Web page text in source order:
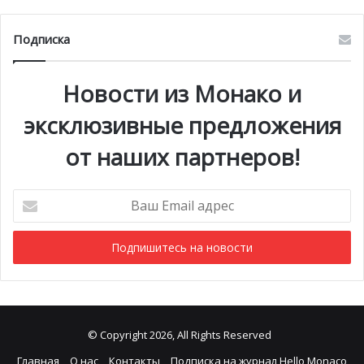
Подписка
Новости из Монако и
эксклюзивные предложения
от наших партнеров!
Email
адрес
© Copyright 2026, All Rights Reserved